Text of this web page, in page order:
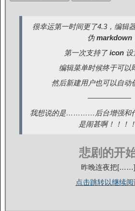
很幸运第一时间更了4.3，编辑
伪markdown
第一次支持了icon 设
编辑菜单时候终于可以
然后新建用户也可以自动
——————
我想说的是…………后台增强和
是闹甚啊！！！
悲剧的开
昨晚连夜把[……]
点击跳转以继续阅